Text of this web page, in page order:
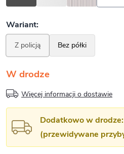
W drodze
Więcej informacji o dostawie
Dodatkowo w
(przewidywane